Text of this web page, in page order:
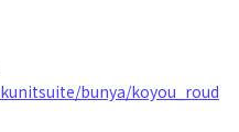
bunya/koyou_roud